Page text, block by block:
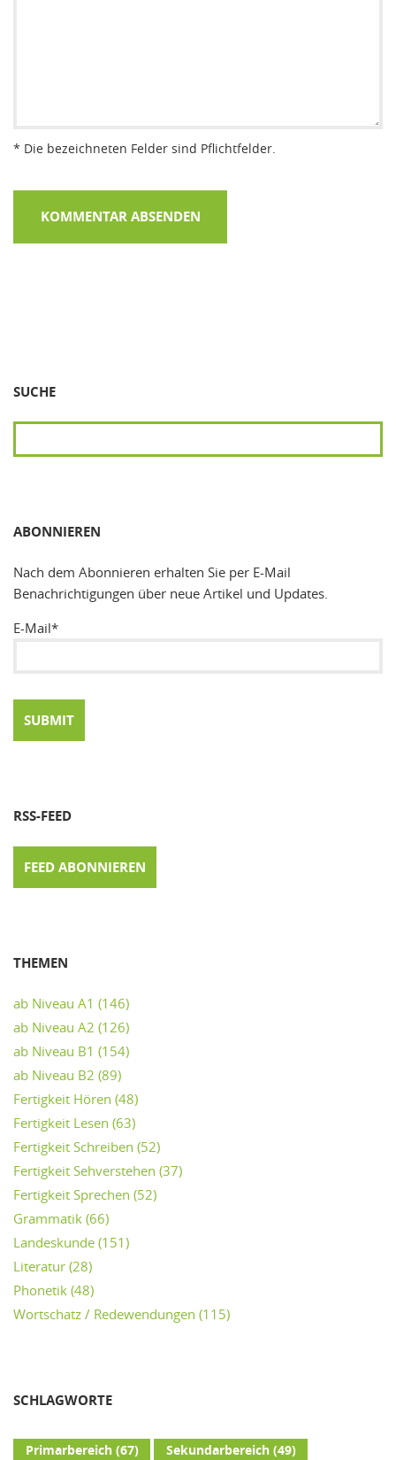
* Die bezeichneten Felder sind Pflichtfelder.
SUCHE
ABONNIEREN
Nach dem Abonnieren erhalten Sie per E-Mail
Benachrichtigungen über neue Artikel und Updates.
E-Mail*
RSS-FEED
FEED ABONNIEREN
THEMEN
ab Niveau A1 (146)
ab Niveau A2 (126)
ab Niveau B1 (154)
ab Niveau B2 (89)
Fertigkeit Hören (48)
Fertigkeit Lesen (63)
Fertigkeit Schreiben (52)
Fertigkeit Sehverstehen (37)
Fertigkeit Sprechen (52)
Grammatik (66)
Landeskunde (151)
Literatur (28)
Phonetik (48)
Wortschatz / Redewendungen (115)
SCHLAGWORTE
Primarbereich(67) Sekundarbereich(49)